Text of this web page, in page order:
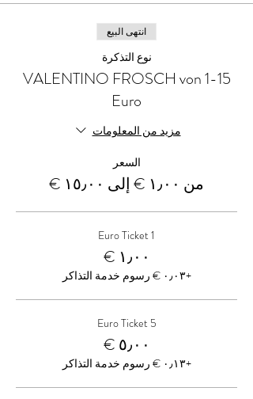
انتهى البيع
نوع التذكرة
VALENTINO FROSCH von 1-15
Euro
مزيد من المعلومات
السعر
من ‏١٫٠٠ € إلى ‏١٥٫٠٠ €
1 Euro Ticket
+‏٠٫٠٣ € رسوم خدمة التذاكر
5 Euro Ticket
+‏٠٫١٣ € رسوم خدمة التذاكر